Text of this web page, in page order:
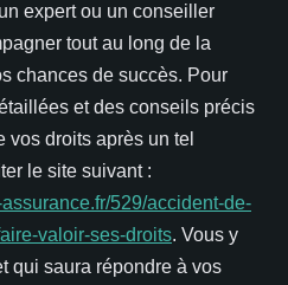
expert ou un conseiller
tout au long de la
chances de succès. Pour
et des conseils précis
vos droits après un tel
le site suivant :
529/accident-de-
valoir-ses-droits. Vous y
qui saura répondre à vos